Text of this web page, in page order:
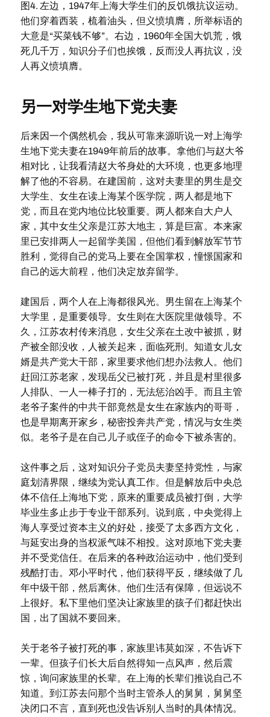
图4. 左边，1947年上海大学生们的反饥饿抗议运动。
他们穿着西装，梳着油头，但义愤填膺，所举标语的
大意是“买菜钱不够”。右边，1960年全国大饥荒，饿
死几千万，知识分子们也挨饿，反而没人再抗议，没
人再义愤填膺。
另一对学生地下党夫妻
后来因一个偶然机会，我从可靠来源听说一对上海学
生地下党夫妻在1949年前后的故事。拿他们与赵大爷
相对比，让我看清赵大爷身处的大环境，也更多地理
解了他的不容易。在建国前，这对夫妻里的男生是交
大学生、女生在读上海某个医学院，两人都是地下
党，而且在党内地位比较重要。两人都来自大户人
家，其中女生父亲是江苏大地主，算是巨富。本来家
里已安排两人一起留学美国，但他们看到解放军节节
胜利，觉得自己的党马上要在全国掌权，憧憬国家和
自己的远大前程，他们决定放弃留学。
建国后，两个人在上海都很风光。男生留在上海某个
大学里，是重要领导。女生则在大医院里做领导。不
久，江苏农村传来消息，女生父亲在土改中被抓，财
产被全部没收，人被关起来，面临死刑。知道女儿女
婿是共产党大干部，家里要求他们想办法救人。他们
赶回江苏老家，发现岳父已被打死，并且是村里很多
人排队、一人一棒子打的，无法惩治凶手。而且主管
老爷子案件的中共干部竟然是女生在家族内的哥哥，
也是早期离开家乡，秘密投奔共产党，情况与女生类
似。老爷子是在自己儿子或侄子的命令下被杀害的。
这件事之后，这对知识分子党员夫妻坚持党性，与家
庭划清界限，继续为党认真工作。但是解放后中央总
体不信任上海地下党，原来的重要成员被打倒，大学
毕业生多止步于专业干部系列。说到底，中央觉得上
海人享受过资本主义的好处，接受了太多西方文化，
与延安出身的当权派气味不相投。这对原地下党夫妻
并不受党信任。在后来的各种政治运动中，他们受到
残酷打击。邓小平时代，他们获得平反，继续做了几
年中级干部，然后离休。他们生活有保障，但远说不
上很好。私下里他们坚决让家族里的孩子们都赶快出
国，出了国就不要回来。
关于老爷子被打死的事，家族里讳莫如深，不告诉下
一辈。但孩子们长大后自然得知一点风声，然后震
惊，询问家族里的长辈。在上海的长辈们推说自己不
知道。到江苏去问那个当时主管杀人的舅舅，舅舅坚
决闭口不言，直到死也没告诉别人当时的具体情况。